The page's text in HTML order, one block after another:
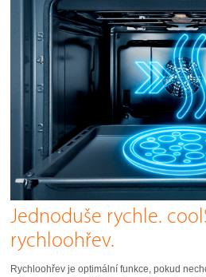
Jednoduše rychle.
rychloohřev.
Rychloohřev je optimální funkce, pokud